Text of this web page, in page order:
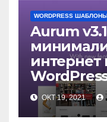
WORDPRESS
Aurum
интернет
ОКТ 19, 2021